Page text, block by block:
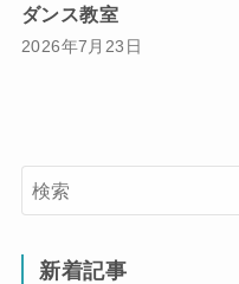
ダンス教室
2026年7月23日
新着記事